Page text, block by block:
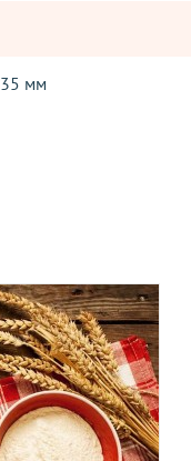
мм
оплаты.
один раз в неделю -
с категории "ОПТ